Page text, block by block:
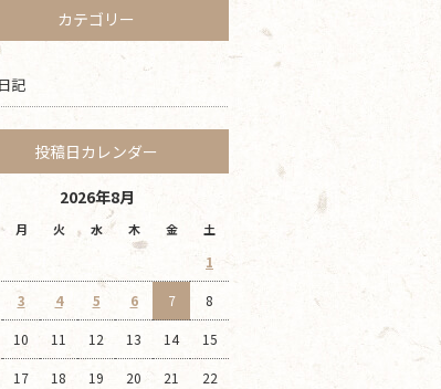
カテゴリー
日記
投稿日カレンダー
2026年8月
月 火 水 木 金 土
1
3 4 5 6 7 8
10 11 12 13 14 15
17 18 19 20 21 22